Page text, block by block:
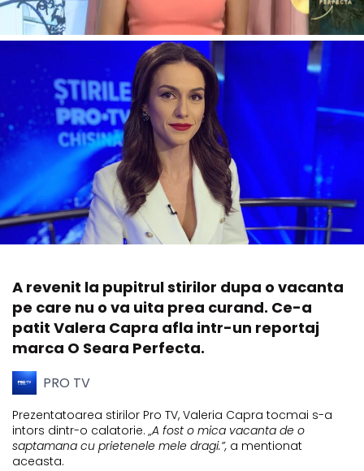
A revenit la pupitrul stirilor dupa o vacanta
pe care nu o va uita prea curand. Ce-a
patit Valera Capra afla intr-un reportaj
marca O Seara Perfecta.
PRO TV
Prezentatoarea stirilor Pro TV, Valeria Capra tocmai s-a
intors dintr-o calatorie.„A fost o mica vacanta de o
saptamana cu prietenele mele dragi.”, a mentionat
aceasta.